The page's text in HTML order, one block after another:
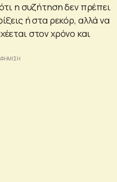
η συζήτηση δεν πρέπει
ή στα ρεκόρ, αλλά να
στον χρόνο και